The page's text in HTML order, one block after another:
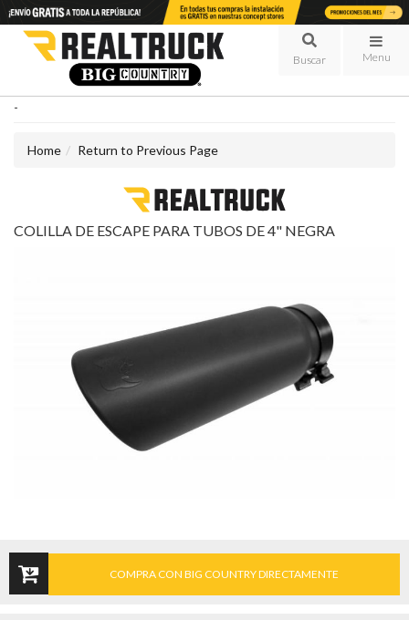
Menu
-
Home Return to Previous Page
COLILLA DE ESCAPE PARA TUBOS DE 4" NEGRA
COMPRA CON BIG COUNTRY DIRECTAMENTE